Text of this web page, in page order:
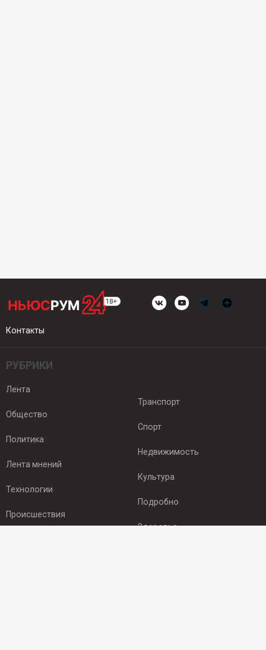
Контакты
РУБРИКИ
Лента
Общество
Политика
Лента мнений
Технологии
Происшествия
Транспорт
Спорт
Недвижимость
Культура
Подробно
Здоровье